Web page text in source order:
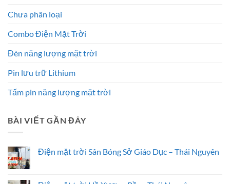
Chưa phân loại
Combo Điện Mặt Trời
Đèn năng lượng mặt trời
Pin lưu trữ Lithium
Tấm pin năng lượng mặt trời
BÀI VIẾT GẦN ĐÂY
Điện mặt trời Sân Bóng Sở Giáo Dục – Thái Nguyên
luận